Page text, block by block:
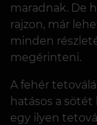
maradnak. De
rajzon, már
minden
megérinteni.
A fehér
hatásos a sötét
egy ilyen